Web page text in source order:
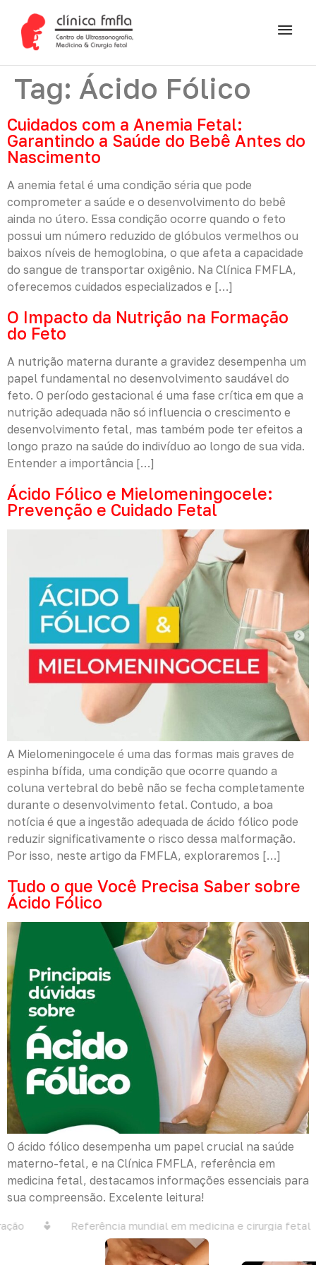
Tag: Ácido Fólico
Cuidados com a Anemia Fetal:
Garantindo a Saúde do Bebê Antes do
Nascimento
A anemia fetal é uma condição séria que pode
comprometer a saúde e o desenvolvimento do bebê
ainda no útero. Essa condição ocorre quando o feto
possui um número reduzido de glóbulos vermelhos ou
baixos níveis de hemoglobina, o que afeta a capacidade
do sangue de transportar oxigênio. Na Clínica FMFLA,
oferecemos cuidados especializados e […]
O Impacto da Nutrição na Formação
do Feto
A nutrição materna durante a gravidez desempenha um
papel fundamental no desenvolvimento saudável do
feto. O período gestacional é uma fase crítica em que a
nutrição adequada não só influencia o crescimento e
desenvolvimento fetal, mas também pode ter efeitos a
longo prazo na saúde do indivíduo ao longo de sua vida.
Entender a importância […]
Ácido Fólico e Mielomeningocele:
Prevenção e Cuidado Fetal
A Mielomeningocele é uma das formas mais graves de
espinha bífida, uma condição que ocorre quando a
coluna vertebral do bebê não se fecha completamente
durante o desenvolvimento fetal. Contudo, a boa
notícia é que a ingestão adequada de ácido fólico pode
reduzir significativamente o risco dessa malformação.
Por isso, neste artigo da FMFLA, exploraremos […]
Tudo o que Você Precisa Saber sobre
Ácido Fólico
O ácido fólico desempenha um papel crucial na saúde
materno-fetal, e na Clínica FMFLA, referência em
medicina fetal, destacamos informações essenciais para
sua compreensão. Excelente leitura!
Referência mundial em medicina e cirurgia fetal